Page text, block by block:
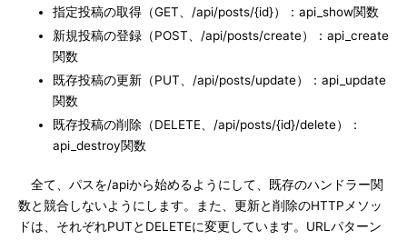
指定投稿の取得（GET、/api/posts/{id}）：api_show関数
新規投稿の登録（POST、/api/posts/create）：api_create
関数
既存投稿の更新（PUT、/api/posts/update）：api_update
関数
既存投稿の削除（DELETE、/api/posts/{id}/delete）：
api_destroy関数
全て、パスを/apiから始めるようにして、既存のハンドラー関
数と競合しないようにします。また、更新と削除のHTTPメソッ
ドは、それぞれPUTとDELETEに変更しています。URLパターン